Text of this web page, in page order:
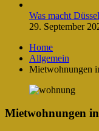
Was macht
29. September
Home
Allgemein
Mietwohnungen
Mietwohnungen